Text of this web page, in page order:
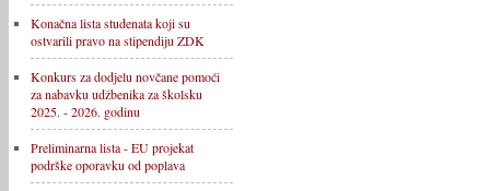
Konačna lista studenata koji su
ostvarili pravo na stipendiju ZDK
Konkurs za dodjelu novčane pomoći
za nabavku udžbenika za školsku
2025. - 2026. godinu
Preliminarna lista - EU projekat
podrške oporavku od poplava